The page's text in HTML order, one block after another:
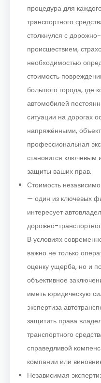
процедура для
транспортного
столкнулся с
происшествием,
необходимостью
стоимость
большого города, где
автомобилей
ситуации на дорогах
напряжёнными,
профессиональная
становится ключевым
защиты ваших прав.
Стоимость
— один из ключевых
интересует
дорожно-
В условиях
важно не только
оценку ущерба, но и
объективное
иметь юридическую
экспертиза
защитить права
транспортного
справедливой
компании или
Независимая